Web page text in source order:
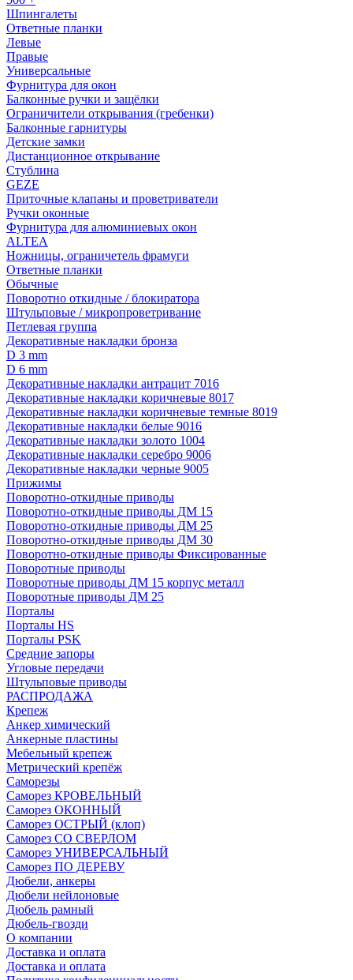
Шпингалеты
Ответные планки
Левые
Правые
Универсальные
Фурнитура для окон
Балконные ручки и защёлки
Ограничители открывания (гребенки)
Балконные гарнитуры
Детские замки
Дистанционное открывание
Стублина
GEZE
Приточные клапаны и проветриватели
Ручки оконные
Фурнитура для алюминиевых окон
ALTEA
Ножницы, ограничетель фрамуги
Ответные планки
Обычные
Поворотно откидные / блокиратора
Штульповые / микропроветривание
Петлевая группа
Декоративные накладки бронза
D 3 mm
D 6 mm
Декоративные накладки антрацит 7016
Декоративные накладки коричневые 8017
Декоративные накладки коричневые темные 8019
Декоративные накладки белые 9016
Декоративные накладки золото 1004
Декоративные накладки серебро 9006
Декоративные накладки черные 9005
Прижимы
Поворотно-откидные приводы
Поворотно-откидные приводы ДМ 15
Поворотно-откидные приводы ДМ 25
Поворотно-откидные приводы ДМ 30
Поворотно-откидные приводы Фиксированные
Поворотные приводы
Поворотные приводы ДМ 15 корпус металл
Поворотные приводы ДМ 25
Порталы
Порталы HS
Порталы PSK
Средние запоры
Угловые передачи
Штульповые приводы
РАСПРОДАЖА
Крепеж
Анкер химический
Анкерные пластины
Мебельный крепеж
Метрический крепёж
Саморезы
Саморез КРОВЕЛЬНЫЙ
Саморез ОКОННЫЙ
Саморез ОСТРЫЙ (клоп)
Саморез СО СВЕРЛОМ
Саморез УНИВЕРСАЛЬНЫЙ
Саморез ПО ДЕРЕВУ
Дюбели, анкеры
Дюбели нейлоновые
Дюбель рамный
Дюбель-гвозди
О компании
Доставка и оплата
Доставка и оплата